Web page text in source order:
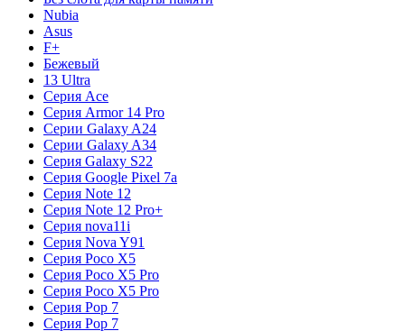
Nubia
Asus
F+
Бежевый
13 Ultra
Серия Ace
Серия Armor 14 Pro
Серии Galaxy A24
Серии Galaxy A34
Серия Galaxy S22
Серия Google Pixel 7a
Серия Note 12
Серия Note 12 Pro+
Серия nova11i
Серия Nova Y91
Серия Poco X5
Серия Poco X5 Pro
Серия Poco X5 Pro
Серия Pop 7
Серия Pop 7